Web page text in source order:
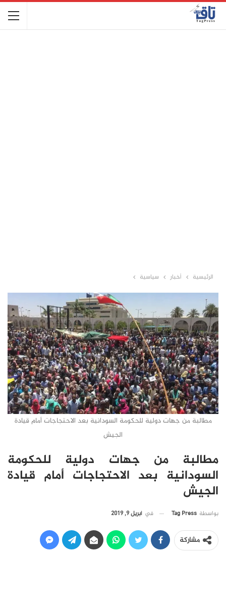
الرئيسية أخبار سياسية
مطالبة من جهات دولية للحكومة السودانية بعد الاحتجاجات أمام قيادة
الجيش
مطالبة من جهات دولية للحكومة
السودانية بعد الاحتجاجات أمام قيادة
الجيش
بواسطة Tag Press في أبريل 9, 2019
مشاركة